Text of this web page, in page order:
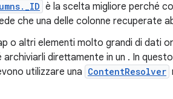
è la scelta migliore perché
che una delle colonne recuperate
o altri elementi molto grandi di dati
direttamente in un . In
utilizzare una ContentResolver